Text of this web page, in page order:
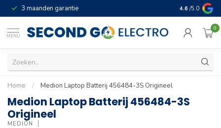
3 maanden garantie Geld terug
4.6 /5.0
MENU
0
Home / Medion Laptop Batterij 456484-3S Origineel
Medion Laptop Batterij 456484-3S
Origineel
MEDION